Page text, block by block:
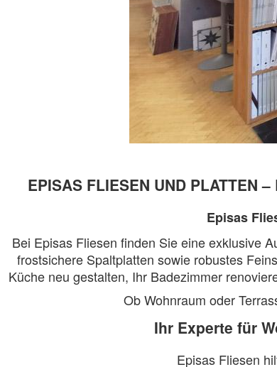
EPISAS FLIESEN UND
Episas
Bei Episas Fliesen finden Sie eine exklusive
frostsichere Spaltplatten sowie robustes
Küche neu gestalten, Ihr Badezimmer
Ob Wohnraum oder
Ihr Experte für
Episas Fliesen